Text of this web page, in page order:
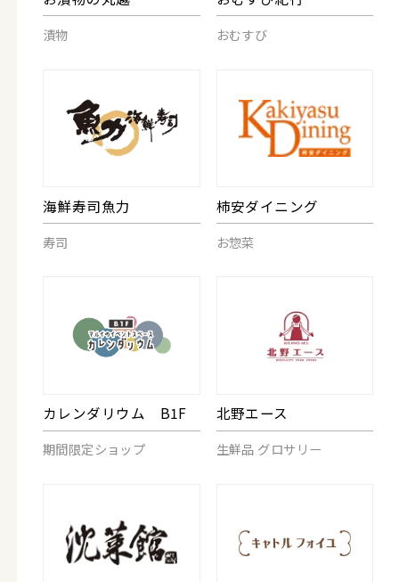
漬物 おむすび
海鮮寿司魚力
寿司
柿安ダイニング
お惣菜
カレンダリウム B1F
期間限定ショップ
北野エース
生鮮品 グロサリー